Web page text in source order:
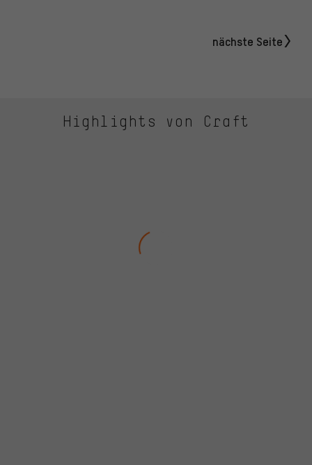
nächste Seite
Highlights von Craft